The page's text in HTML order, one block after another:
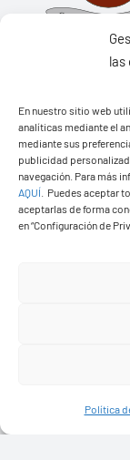
las
En nuestro sitio web
analíticas mediante el
mediante sus
publicidad
navegación. Para más
AQUÍ
Puedes aceptar
aceptarlas de forma
en “Configuración de
Política
Ayuntamiento
Pza. de Los
35570 – Yaiza
Tel:928 83 62
©